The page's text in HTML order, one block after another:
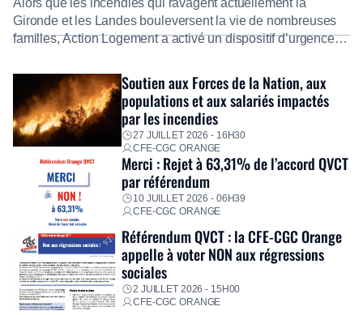
Alors que les incendies qui ravagent actuellement la
Gironde et les Landes bouleversent la vie de nombreuses
familles, Action Logement a activé un dispositif d’urgence
Fidèle à sa mission d’utilité sociale, le Groupe mobilise
immédiatement ses équipes afin de proposer un diagnostic
personnalisé, des aides financières pour faire face aux
premières dépenses, […]
Soutien aux Forces de la Nation, aux
populations et aux salariés impactés
par les incendies
27 JUILLET 2026 - 16H30
CFE-CGC ORANGE
Merci : Rejet à 63,31% de l’accord QVCT
par référendum
10 JUILLET 2026 - 06H39
CFE-CGC ORANGE
Référendum QVCT : la CFE-CGC Orange
appelle à voter NON aux régressions
sociales
2 JUILLET 2026 - 15H00
CFE-CGC ORANGE